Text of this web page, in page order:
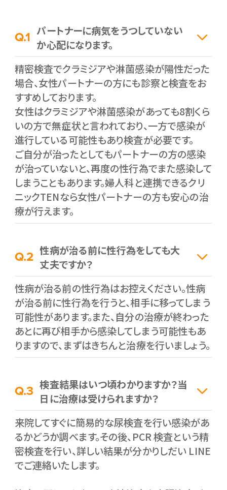
Q.1 パートナーに病気をうつしていない
か心配になります。
精密検査でクラミジアや淋菌感染が陽性だった
場合、女性パートナーの方にも診察と検査をお
すすめしております。
女性はクラミジアや淋菌感染があっても8割くら
いの方で無症状と言われており、一方で感染が
進行している可能性もあり検査が必要です。
ご自分が治ったとしてもパートナーの方の感染
が治っていないと、再度の性行為でまた感染して
しまうこともあります。婦人科と連携できるクリ
ニックTENなら女性パートナーの方も安心の治
療が行えます。
Q.2 性病が治る前に性行為をしても大
丈夫ですか？
性病が治る前の性行為はお控えください。性病
が治る前に性行為を行うと、相手に移ってしまう
可能性があります。また、自分の治療が終わった
あとに再び相手から感染してしまう可能性もあ
りますので、まずはきちんと治療を行いましょう。
Q.3 検査結果はいつ頃わかりますか？当
日に治療は受けられますか？
来院してすぐに簡易的な尿検査を行い感染があ
るかどうか調べます。その後、PCR 検査という精
密検査を行い、詳しい結果が分かりしだい LINE
でご連絡いたします。